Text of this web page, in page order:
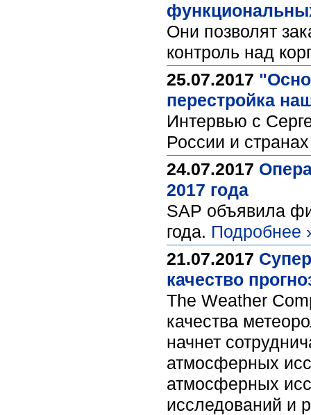
Они позволят
контроль над
25.07.2017
перестройка
Интервью с
России и
24.07.2017
2017 года
SAP объявила
года. Подробнее
21.07.2017
качество
The Weather
качества
начнет
атмосферных
атмосферных
исследований и